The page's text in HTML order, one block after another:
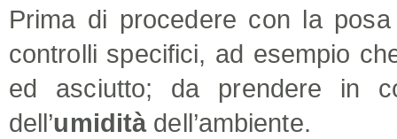
Prima di procedere con la
controlli specifici, ad esempio
ed asciutto; da prendere in
dell’umiditàdell’ambiente.